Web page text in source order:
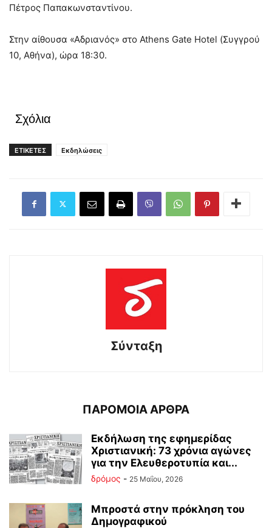
Πέτρος Παπακωνσταντίνου.
Στην αίθουσα «Αδριανός» στο Athens Gate Hotel (Συγγρού
10, Αθήνα), ώρα 18:30.
Σχόλια
ΕΤΙΚΕΤΕΣ Εκδηλώσεις
Σύνταξη
ΠΑΡΟΜΟΙΑ ΑΡΘΡΑ
Εκδήλωση της εφημερίδας
Χριστιανική: 73 χρόνια αγώνες
για την Ελευθεροτυπία και...
δρόμος - 25 Μαΐου, 2026
Μπροστά στην πρόκληση του
Δημογραφικού